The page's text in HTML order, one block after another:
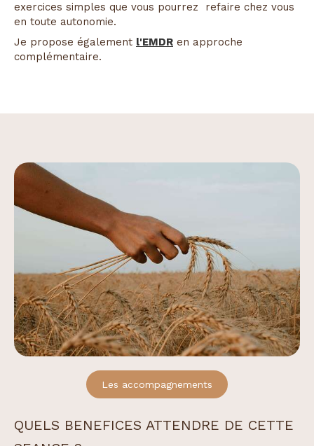
exercices simples que vous pourrez refaire chez vous
en toute autonomie.
Je propose également l'EMDR en approche
complémentaire.
Les accompagnements
QUELS BENEFICES ATTENDRE DE CETTE